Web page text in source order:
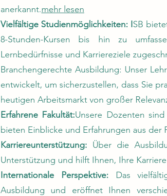
anerkannt.mehr lesen
Vielfältige Studienmöglichkeiten: ISB
8-Stunden-Kursen bis hin zu
Lernbedürfnisse und Karriereziele
Branchengerechte Ausbildung: Unser
entwickelt, um sicherzustellen, dass Sie
heutigen Arbeitsmarkt von großer
Erfahrene Fakultät:Unsere Dozenten
bieten Einblicke und Erfahrungen aus der
Karriereunterstützung: Über die
Unterstützung und hilft Ihnen, Ihre
Internationale Perspektive: Das
Ausbildung und eröffnet Ihnen